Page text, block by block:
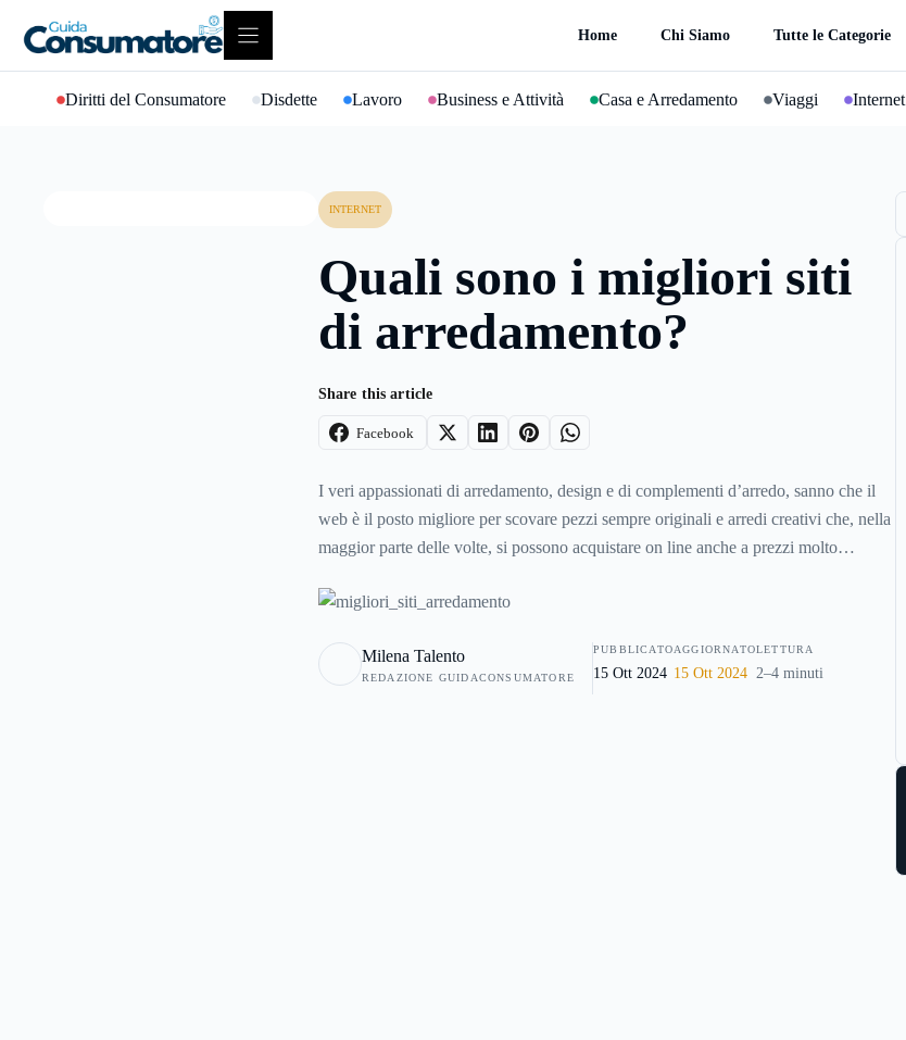
contenuto
Home Chi Siamo Tutte le Categorie
Diritti del Consumatore Disdette Lavoro Business e Attività Casa e Arredamento Viaggi Internet
INTERNET
Quali sono i migliori siti
di arredamento?
Share this article
Facebook
I veri appassionati di arredamento, design e di complementi d’arredo, sanno che il
web è il posto migliore per scovare pezzi sempre originali e arredi creativi che, nella
maggior parte delle volte, si possono acquistare on line anche a prezzi molto
nello shopping on line per la casa.
Milena Talento
REDAZIONE GUIDACONSUMATORE
PUBBLICATO
15 Ott 2024
AGGIORNATO
15 Ott 2024
LETTURA
2–4 minuti